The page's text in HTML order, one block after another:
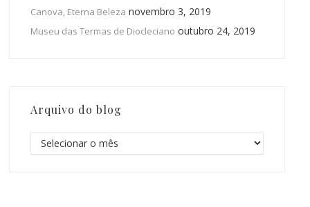
Canova, Eterna Beleza novembro 3, 2019
Museu das Termas de Diocleciano outubro 24, 2019
Arquivo do blog